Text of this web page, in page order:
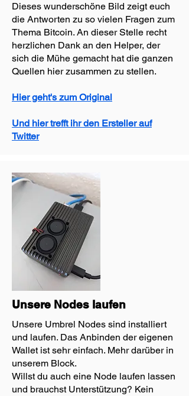
Dieses wunderschöne Bild zeigt euch
die Antworten zu so vielen Fragen zum
Thema Bitcoin. An dieser Stelle recht
herzlichen Dank an den Helper, der
sich die Mühe gemacht hat die ganzen
Quellen hier zusammen zu stellen.
Hier geht's zum Original
Und hier trefft ihr den Ersteller auf
Twitter
Unsere Nodes laufen
Unsere Umbrel Nodes sind installiert
und laufen. Das Anbinden der eigenen
Wallet ist sehr einfach. Mehr darüber in
unserem Block.
Willst du auch eine Node laufen lassen
und brauchst Unterstützung? Kein